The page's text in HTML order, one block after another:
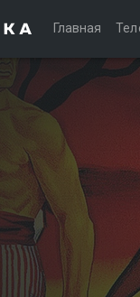
Главная